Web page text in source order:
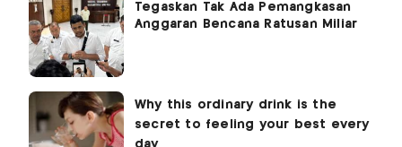
Tegaskan Tak Ada Pemangkasan
Anggaran Bencana Ratusan Miliar